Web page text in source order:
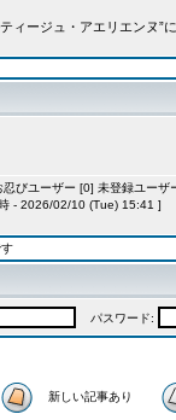
ィージュ・アエリエンヌ”
忍びユーザー [0] 未登録ユー
- 2026/02/10 (Tue) 15:41 ]
パスワード:
新しい記事あり